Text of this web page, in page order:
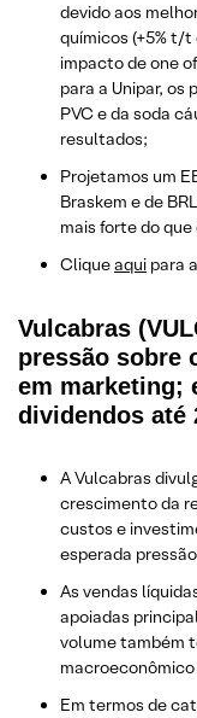
devido aos
químicos (+5% t/
impacto de one
para a Unipar, os
PVC e da soda
resultados;
Projetamos um
Braskem e de
mais forte do que
Cliqueaqui para
Vulcabras
pressão sobre
em marketing;
dividendos até
A Vulcabras
crescimento da
custos e
esperada
As vendas
apoiadas
volume também
Em termos de